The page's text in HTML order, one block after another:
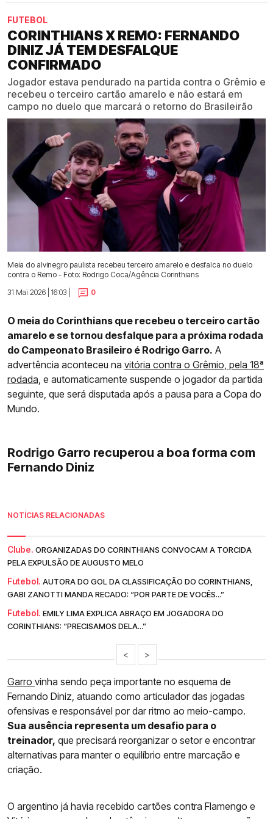
FUTEBOL
CORINTHIANS X REMO: FERNANDO
DINIZ JÁ TEM DESFALQUE
CONFIRMADO
Jogador estava pendurado na partida contra o Grêmio e
recebeu o terceiro cartão amarelo e não estará em
campo no duelo que marcará o retorno do Brasileirão
Meia do alvinegro paulista recebeu terceiro amarelo e desfalca no duelo
contra o Remo - Foto: Rodrigo Coca/Agência Corinthians
31 Mai 2026 | 16:03 |
0
O meia do Corinthians que recebeu o terceiro cartão
amarelo e se tornou desfalque para a próxima rodada
do Campeonato Brasileiro é Rodrigo Garro. A
advertência aconteceu na vitória contra o Grêmio, pela 18ª
rodada, e automaticamente suspende o jogador da partida
seguinte, que será disputada após a pausa para a Copa do
Mundo.
Rodrigo Garro recuperou a boa forma com
Fernando Diniz
NOTÍCIAS RELACIONADAS
Clube. ORGANIZADAS DO CORINTHIANS CONVOCAM A TORCIDA
PELA EXPULSÃO DE AUGUSTO MELO
Futebol. AUTORA DO GOL DA CLASSIFICAÇÃO DO CORINTHIANS,
GABI ZANOTTI MANDA RECADO: “POR PARTE DE VOCÊS...”
Futebol. EMILY LIMA EXPLICA ABRAÇO EM JOGADORA DO
CORINTHIANS: “PRECISAMOS DELA...”
< >
Garro vinha sendo peça importante no esquema de
Fernando Diniz, atuando como articulador das jogadas
ofensivas e responsável por dar ritmo ao meio-campo.
Sua ausência representa um desafio para o
treinador, que precisará reorganizar o setor e encontrar
alternativas para manter o equilíbrio entre marcação e
criação.
O argentino já havia recebido cartões contra Flamengo e